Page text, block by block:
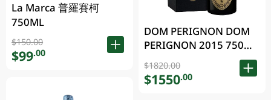
La Marca 普羅賽柯
750ML
$150.00
$99.00
DOM PERIGNON DOM
PERIGNON 2015 750毫
升 (包裝隨機發放)
$1820.00
$1550.00